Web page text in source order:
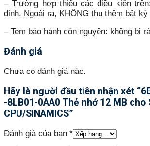
– Trường hợp thiếu các điều kiện
định. Ngoài ra, KHÔNG thu thêm bất
– Tem bảo hành còn nguyên: không bị
Đánh giá
Chưa có đánh giá nào.
Hãy là người đầu tiên nhận xét
-8LB01-0AA0 Thẻ nhớ 12 MB cho
CPU/SINAMICS”
Đánh giá của bạn *